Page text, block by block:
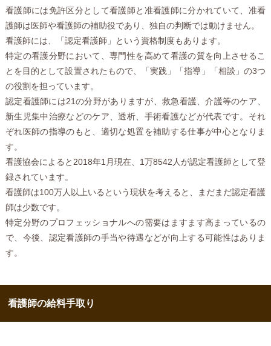
看護師には免許区分として看護師と准看護師に分かれていて、准看
護師は医師や看護師の補助役であり、独自の判断では動けません。
看護師には、「認定看護師」という資格制度もあります。
特定の看護分野において、専門性を高めて看護の質を向上させるこ
とを目的として設置されたもので、「実践」「指導」「相談」の3つ
の役割を担っています。
認定看護師には21の分野がありますが、救急看護、介護等のケア、
新生児集中治療などのケア、透析、手術看護などが代表です。それ
ぞれ医師の指導のもと、適切な処置を補助する仕事が中心となりま
す。
看護協会によると2018年1月現在、1万8542人が認定看護師として登
録されています。
看護師は100万人以上いるという現状を考えると、まだまだ認定看護
師は少数です。
特定分野のプロフェッショナルへの需要はますます高まっているの
で、今後、認定看護師の手当や待遇などが向上する可能性はありま
す。
看護師の給料手取り